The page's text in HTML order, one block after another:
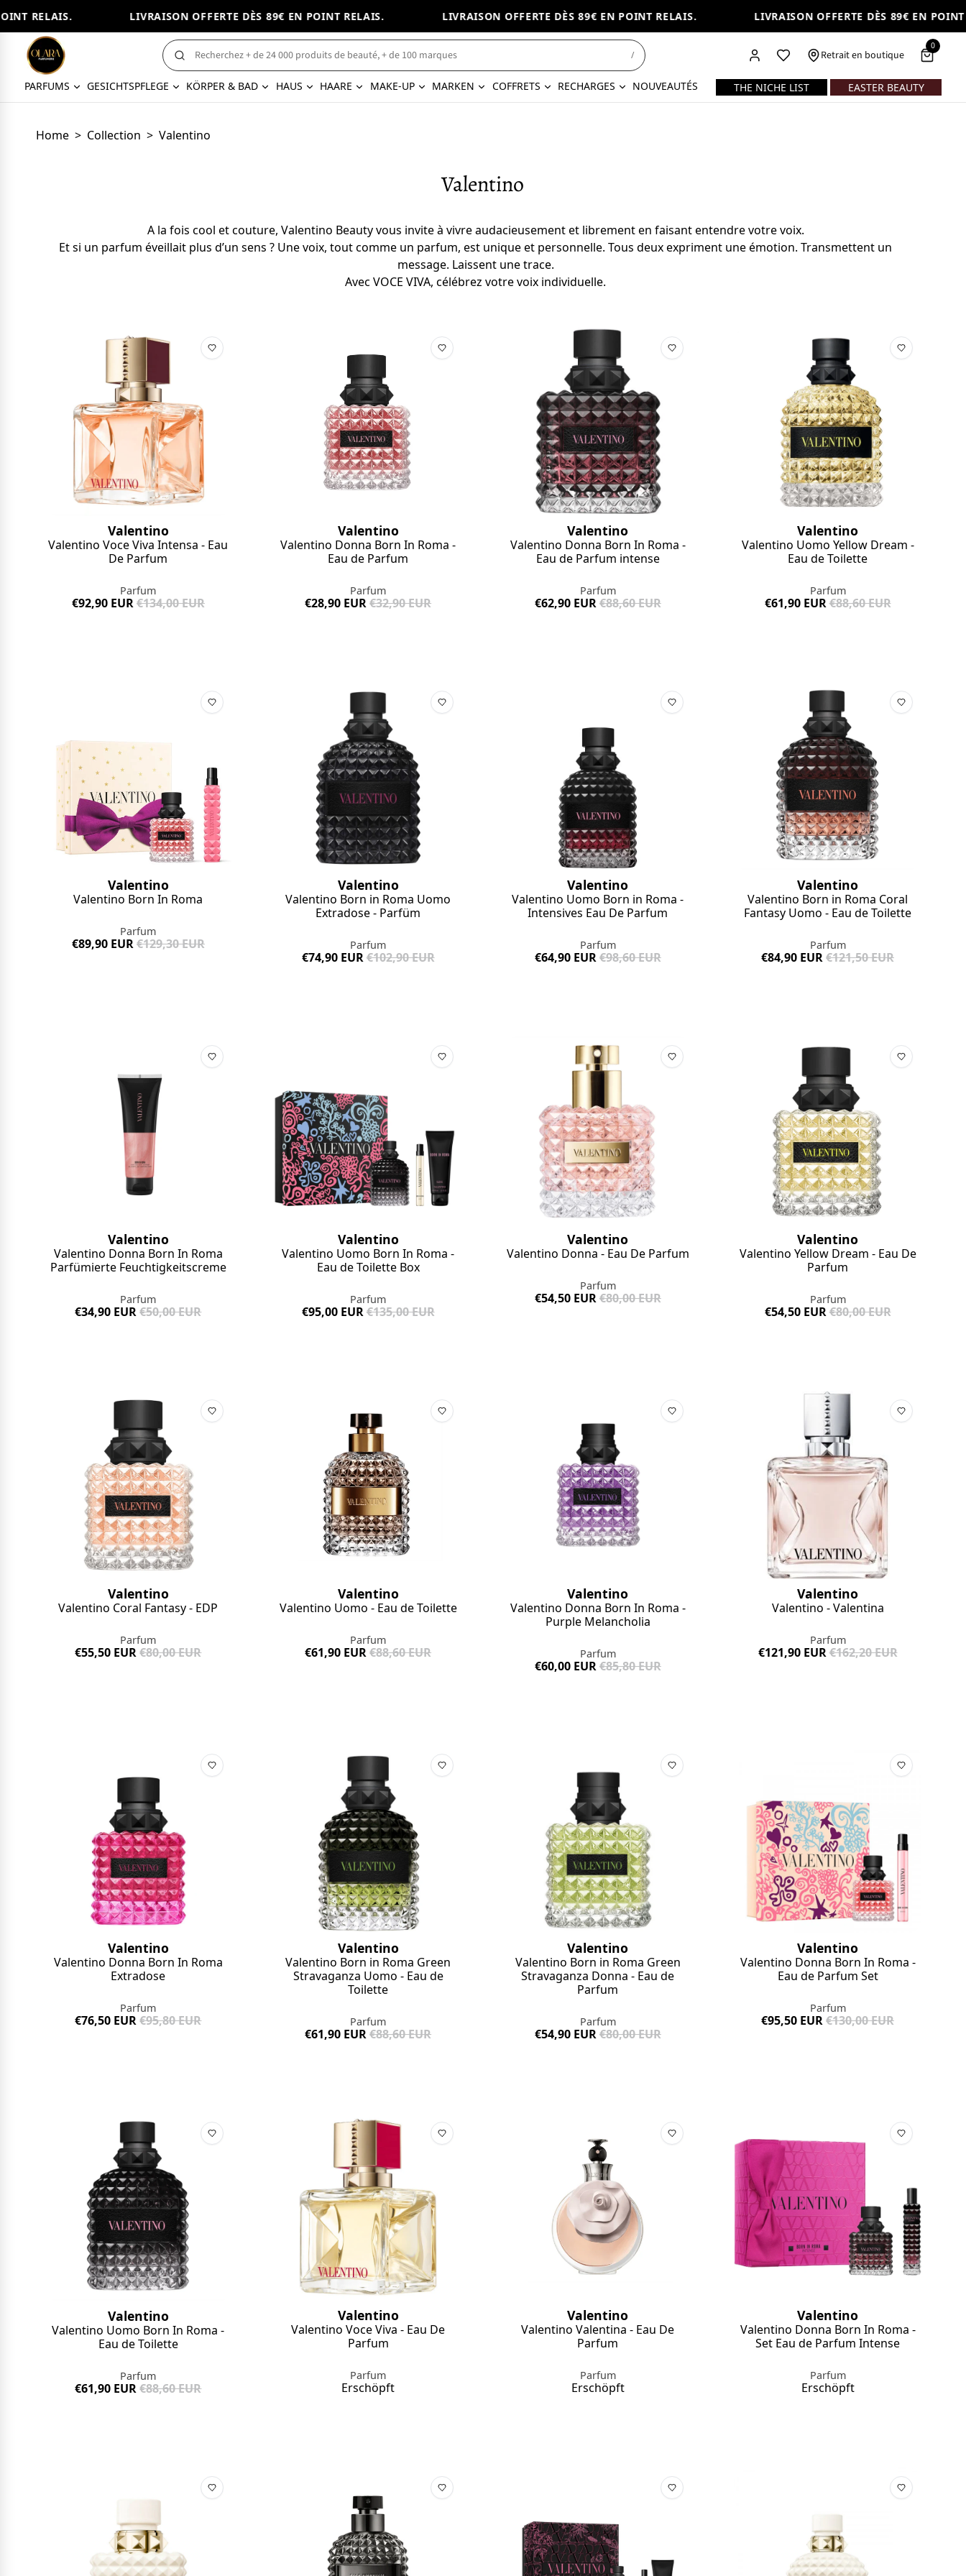
LIVRAISON OFFERTE DÈS 89€ EN POINT RELAIS. LIVRAISON OFFERTE DÈS 89€ EN POINT RELAIS. LIVRAISON OFFERTE DÈS 89€ EN POINT
/ Retrait en boutique
0
PARFUMS GESICHTSPFLEGE KÖRPER & BAD HAUS HAARE MAKE-UP MARKEN COFFRETS RECHARGES NOUVEAUTÉS THE NICHE LIST EASTER BEAUTY
Home > Collection > Valentino
Valentino
A la fois cool et couture, Valentino Beauty vous invite à vivre audacieusement et librement en faisant entendre votre voix.
Et si un parfum éveillait plus d’un sens ? Une voix, tout comme un parfum, est unique et personnelle. Tous deux expriment une émotion. Transmettent un
message. Laissent une trace.
Avec VOCE VIVA, célébrez votre voix individuelle.
Valentino
Valentino Voce Viva Intensa - Eau
De Parfum
Parfum
€92,90 EUR€134,00 EUR
Valentino
Valentino Donna Born In Roma -
Eau de Parfum
Parfum
€28,90 EUR€32,90 EUR
Valentino
Valentino Donna Born In Roma -
Eau de Parfum intense
Parfum
€62,90 EUR€88,60 EUR
Valentino
Valentino Uomo Yellow Dream -
Eau de Toilette
Parfum
€61,90 EUR€88,60 EUR
Valentino
Valentino Born In Roma
Parfum
€89,90 EUR€129,30 EUR
Valentino
Valentino Born in Roma Uomo
Extradose - Parfüm
Parfum
€74,90 EUR€102,90 EUR
Valentino
Valentino Uomo Born in Roma -
Intensives Eau De Parfum
Parfum
€64,90 EUR€98,60 EUR
Valentino
Valentino Born in Roma Coral
Fantasy Uomo - Eau de Toilette
Parfum
€84,90 EUR€121,50 EUR
Valentino
Valentino Donna Born In Roma
Parfümierte Feuchtigkeitscreme
Parfum
€34,90 EUR €50,00 EUR
Valentino
Valentino Uomo Born In Roma -
Eau de Toilette Box
Parfum
€95,00 EUR€135,00 EUR
Valentino
Valentino Donna - Eau De Parfum
Parfum
€54,50 EUR€80,00 EUR
Valentino
Valentino Yellow Dream - Eau De
Parfum
Parfum
€54,50 EUR€80,00 EUR
Valentino
Valentino Coral Fantasy - EDP
Parfum
€55,50 EUR €80,00 EUR
Valentino
Valentino Uomo - Eau de Toilette
Parfum
€61,90 EUR€88,60 EUR
Valentino
Valentino Donna Born In Roma -
Purple Melancholia
Parfum
€60,00 EUR€85,80 EUR
Valentino
Valentino - Valentina
Parfum
€121,90 EUR€162,20 EUR
Valentino
Valentino Donna Born In Roma
Extradose
Parfum
€76,50 EUR €95,80 EUR
Valentino
Valentino Born in Roma Green
Stravaganza Uomo - Eau de
Toilette
Parfum
€61,90 EUR€88,60 EUR
Valentino
Valentino Born in Roma Green
Stravaganza Donna - Eau de
Parfum
Parfum
€54,90 EUR€80,00 EUR
Valentino
Valentino Donna Born In Roma -
Eau de Parfum Set
Parfum
€95,50 EUR€130,00 EUR
Valentino
Valentino Uomo Born In Roma -
Eau de Toilette
Parfum
€61,90 EUR €88,60 EUR
Valentino
Valentino Voce Viva - Eau De
Parfum
Parfum
Erschöpft
Valentino
Valentino Valentina - Eau De
Parfum
Parfum
Erschöpft
Valentino
Valentino Donna Born In Roma -
Set Eau de Parfum Intense
Parfum
Erschöpft